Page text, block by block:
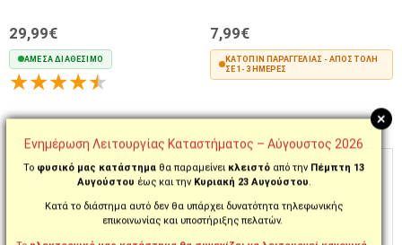
29,99€
ΆΜΕΣΑ ΔΙΑΘΈΣΙΜΟ
ΣΤΟ ΚΑΛΆΘΙ
7,99€
ΚΑΤΌΠΙΝ ΠΑΡΑΓΓΕΛΊΑΣ - ΑΠΟΣΤΟΛΉ
ΣΕ 1-3 ΗΜΈΡΕΣ
ΠΡΟΣΦΟΡΆ
+
Ενημέρωση Λειτουργίας Καταστήματος – Αύγουστος 2026
Το φυσικό μας κατάστημα θα παραμείνει κλειστό από την Πέμπτη 13
Αυγούστου έως και τηνΚυριακή 23 Αυγούστου.
Κατά το διάστημα αυτό δεν θα υπάρχει δυνατότητα τηλεφωνικής
επικοινωνίας και υποστήριξης πελατών.